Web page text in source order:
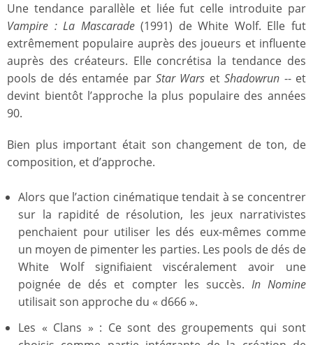
Une tendance parallèle et liée fut celle introduite par
Vampire : La Mascarade(1991) de White Wolf. Elle fut
extrêmement populaire auprès des joueurs et influente
auprès des créateurs. Elle concrétisa la tendance des
pools de dés entamée par Star Wars etShadowrun -- et
devint bientôt l’approche la plus populaire des années
90.
Bien plus important était son changement de ton, de
composition, et d’approche.
Alors que l’action cinématique tendait à se concentrer
sur la rapidité de résolution, les jeux narrativistes
penchaient pour utiliser les dés eux-mêmes comme
un moyen de pimenter les parties. Les pools de dés de
White Wolf signifiaient viscéralement avoir une
poignée de dés et compter les succès. In Nomine
utilisait son approche du « d666 ».
Les « Clans » : Ce sont des groupements qui sont